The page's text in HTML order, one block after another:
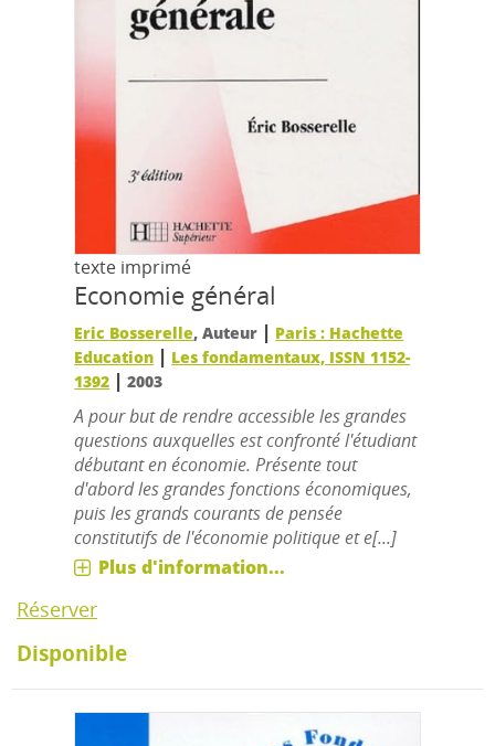
texte imprimé
Economie général
Eric Bosserelle, Auteur | Paris : Hachette
Education | Les fondamentaux, ISSN 1152-
1392 |2003
A pour but de rendre accessible les grandes
questions auxquelles est confronté l'étudiant
débutant en économie. Présente tout
d'abord les grandes fonctions économiques,
puis les grands courants de pensée
constitutifs de l'économie politique et e[...]
Plus d'information...
Réserver
Disponible